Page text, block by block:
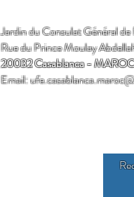
Jardin du Consulat Général de
Rue du Prince Moulay
20032 Casablanca - MAROC
Email: